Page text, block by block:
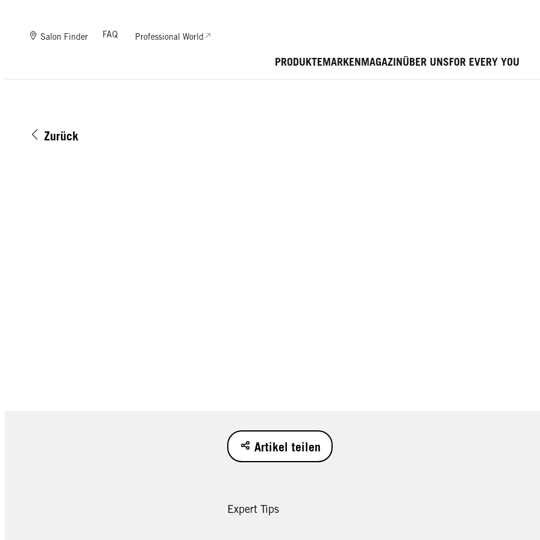
PRODUKTEMARKENMAGAZINÜBER UNSFOR EVERY YOU
Salon Finder FAQ Professional World
Zurück
Artikel teilen
Expert Tips